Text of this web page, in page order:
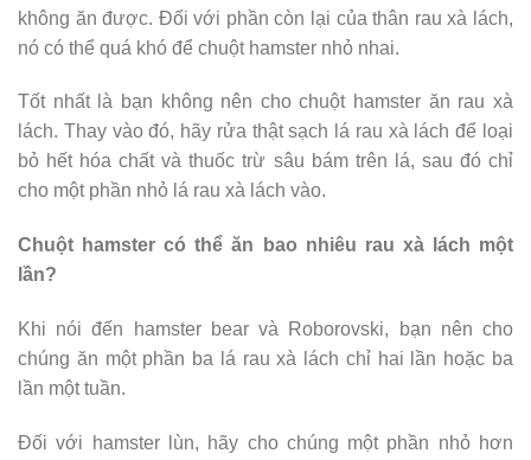
không ăn được. Đối với phần còn lại của thân rau xà lách,
nó có thể quá khó để chuột hamster nhỏ nhai.
Tốt nhất là bạn không nên cho chuột hamster ăn rau xà
lách. Thay vào đó, hãy rửa thật sạch lá rau xà lách để loại
bỏ hết hóa chất và thuốc trừ sâu bám trên lá, sau đó chỉ
cho một phần nhỏ lá rau xà lách vào.
Chuột hamster có thể ăn bao nhiêu rau xà lách một
lần?
Khi nói đến hamster bear và Roborovski, bạn nên cho
chúng ăn một phần ba lá rau xà lách chỉ hai lần hoặc ba
lần một tuần.
Đối với hamster lùn, hãy cho chúng một phần nhỏ hơn